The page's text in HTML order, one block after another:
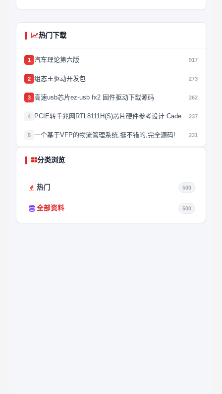
热门下载
1 汽车理论第六版 917
2 组态王驱动开发包 273
3 高速usb芯片ez-usb fx2 固件驱动下载源码 262
4 PCIE转千兆网RTL8111H(S)芯片硬件参考设计 Cade 237
5 一个基于VFP的物流管理系统,挺不错的,完全源码! 231
分类浏览
热门 500
全部资料 500